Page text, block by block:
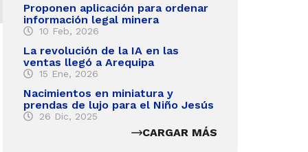
Proponen aplicación para ordenar
información legal minera
10 Feb, 2026
La revolución de la IA en las
ventas llegó a Arequipa
15 Ene, 2026
Nacimientos en miniatura y
prendas de lujo para el Niño Jesús
26 Dic, 2025
CARGAR MÁS